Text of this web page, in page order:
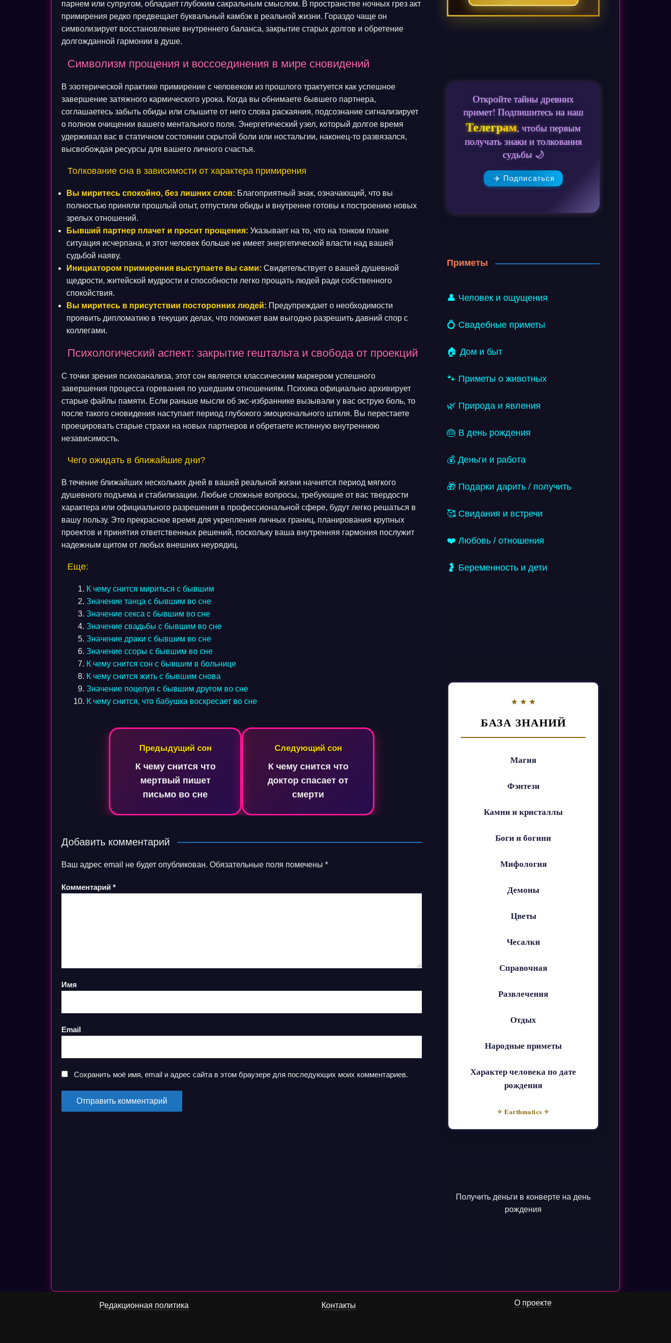
парнем или супругом, обладает глубоким сакральным смыслом. В пространстве ночных грез акт
примирения редко предвещает буквальный камбэк в реальной жизни. Гораздо чаще он
символизирует восстановление внутреннего баланса, закрытие старых долгов и обретение
долгожданной гармонии в душе.
Символизм прощения и воссоединения в мире сновидений
В эзотерической практике примирение с человеком из прошлого трактуется как успешное
завершение затяжного кармического урока. Когда вы обнимаете бывшего партнера,
соглашаетесь забыть обиды или слышите от него слова раскаяния, подсознание сигнализирует
о полном очищении вашего ментального поля. Энергетический узел, который долгое время
удерживал вас в статичном состоянии скрытой боли или ностальгии, наконец-то развязался,
высвобождая ресурсы для вашего личного счастья.
Толкование сна в зависимости от характера примирения
Вы миритесь спокойно, без лишних слов: Благоприятный знак, означающий, что вы
полностью приняли прошлый опыт, отпустили обиды и внутренне готовы к построению новых
зрелых отношений.
Бывший партнер плачет и просит прощения: Указывает на то, что на тонком плане
ситуация исчерпана, и этот человек больше не имеет энергетической власти над вашей
судьбой наяву.
Инициатором примирения выступаете вы сами: Свидетельствует о вашей душевной
щедрости, житейской мудрости и способности легко прощать людей ради собственного
спокойствия.
Вы миритесь в присутствии посторонних людей: Предупреждает о необходимости
проявить дипломатию в текущих делах, что поможет вам выгодно разрешить давний спор с
коллегами.
Психологический аспект: закрытие гештальта и свобода от проекций
С точки зрения психоанализа, этот сон является классическим маркером успешного
завершения процесса горевания по ушедшим отношениям. Психика официально архивирует
старые файлы памяти. Если раньше мысли об экс-избраннике вызывали у вас острую боль, то
после такого сновидения наступает период глубокого эмоционального штиля. Вы перестаете
проецировать старые страхи на новых партнеров и обретаете истинную внутреннюю
независимость.
Чего ожидать в ближайшие дни?
В течение ближайших нескольких дней в вашей реальной жизни начнется период мягкого
душевного подъема и стабилизации. Любые сложные вопросы, требующие от вас твердости
характера или официального разрешения в профессиональной сфере, будут легко решаться в
вашу пользу. Это прекрасное время для укрепления личных границ, планирования крупных
проектов и принятия ответственных решений, поскольку ваша внутренняя гармония послужит
надежным щитом от любых внешних неурядиц.
Еще:
К чему снится мириться с бывшим
Значение танца с бывшим во сне
Значение секса с бывшим во сне
Значение свадьбы с бывшим во сне
Значение драки с бывшим во сне
Значение ссоры с бывшим во сне
К чему снится сон с бывшим в больнице
К чему снится жить с бывшим снова
Значение поцелуя с бывшим другом во сне
К чему снится, что бабушка воскресает во сне
Навигация
Предыдущий сон
К чему снится что
мертвый пишет
письмо во сне
Следующий сон
К чему снится что
доктор спасает от
смерти
Добавить комментарий
Ваш адрес email не будет опубликован. Обязательные поля помечены *
Комментарий *
Имя
Email
Сохранить моё имя, email и адрес сайта в этом браузере для последующих моих комментариев.
Откройте тайны древних
примет! Подпишитесь на наш
Телеграм, чтобы первым
получать знаки и толкования
судьбы 🌙
✈️ Подписаться
Приметы
👤 Человек и ощущения
💍 Свадебные приметы
🏠 Дом и быт
🐾 Приметы о животных
🌿 Природа и явления
🎂 В день рождения
💰 Деньги и работа
🎁 Подарки дарить / получить
🥰 Свидания и встречи
❤️ Любовь / отношения
🤰 Беременность и дети
БАЗА ЗНАНИЙ
Магия
Фэнтези
Камни и кристаллы
Боги и богини
Мифология
Демоны
Цветы
Чесалки
Справочная
Развлечения
Отдых
Народные приметы
Характер человека по дате
рождения
✧ Earthmatics ✧
Получить деньги в конверте на день
рождения
Редакционная политика Контакты О проекте